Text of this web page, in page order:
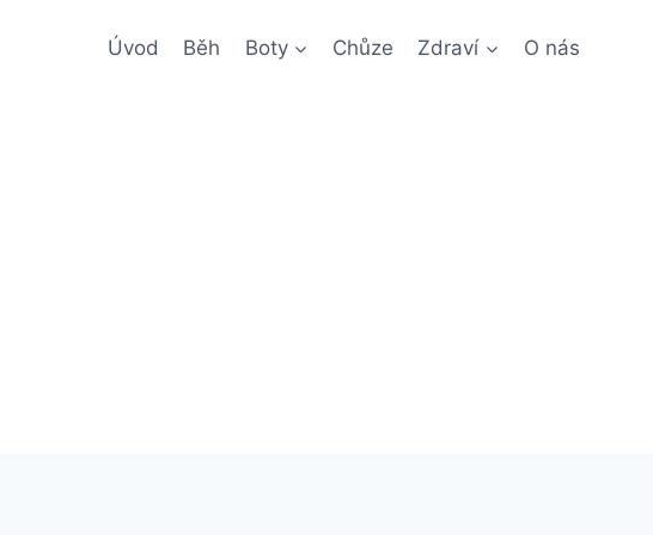
Úvod Běh Boty Chůze Zdraví O nás